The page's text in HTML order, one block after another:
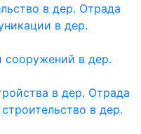
в дер. Отрада
в дер.
сооружений в дер.
в дер. Отрада
в дер.